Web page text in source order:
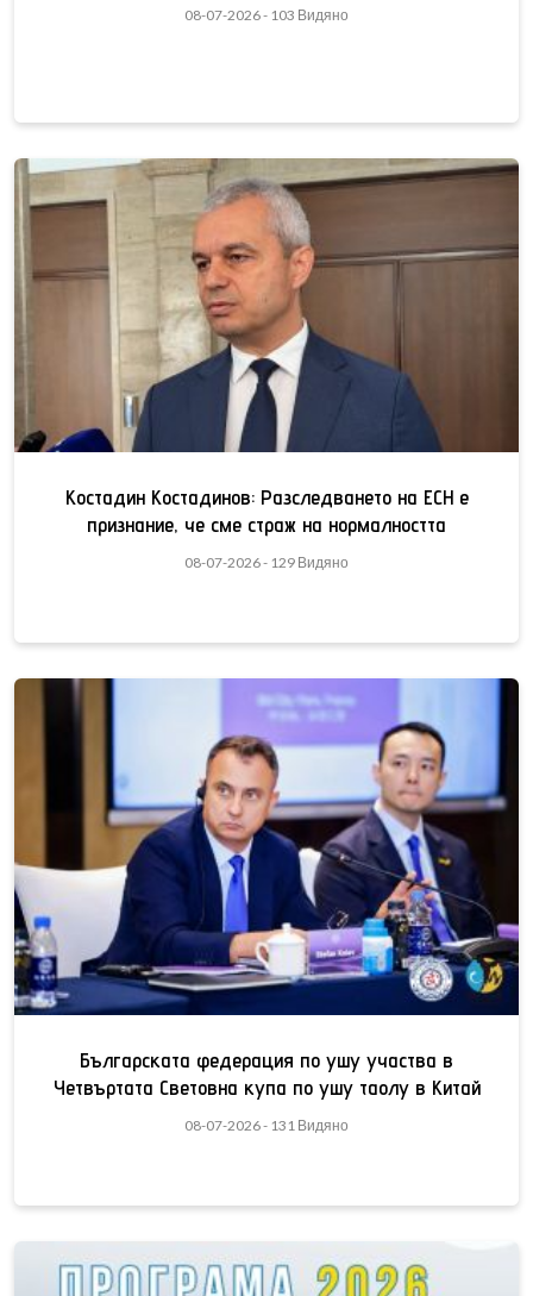
08-07-2026 - 103 Видяно
Костадин Костадинов: Разследването на ЕСН е
признание, че сме страж на нормалността
08-07-2026 - 129 Видяно
Българската федерация по ушу участва в
Четвъртата Световна купа по ушу таолу в Китай
08-07-2026 - 131 Видяно